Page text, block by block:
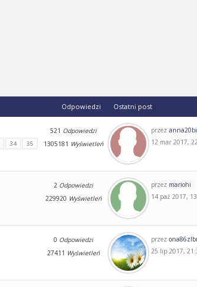
Odpowiedzi Ostatni post
34 35
521 Odpowiedzi
1305181 Wyświetleń
przez
12 mar 2017,
2 Odpowiedzi
229920 Wyświetleń
przez mariohi
14 paź 2017,
0 Odpowiedzi
27411 Wyświetleń
przez
25 lip 2017,